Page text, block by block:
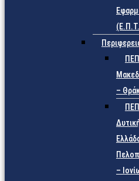
ΠΕΠ
–
ΠΕΠ
–